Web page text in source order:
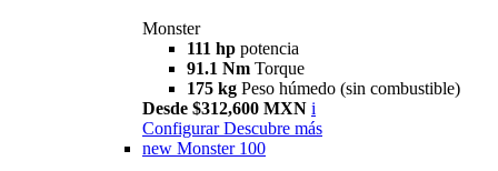
Monster
111 hp potencia
91.1 Nm Torque
175 kg Peso húmedo (sin combustible)
Desde $312,600 MXN i
Configurar Descubre más
new Monster 100